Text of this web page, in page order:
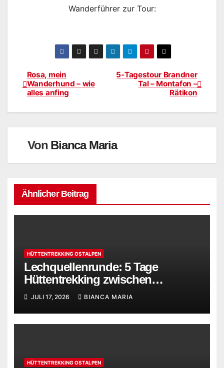
Wanderführer zur Tour:
Beitragsnavigation5-Tagestour Brandner
Tal – Montafon –
Rätikon
Rosa, mein
Wanderhund – wie
alles anfing
Von Bianca Maria
Ähnlicher Beitrag
HÜTTENTREKKING OSTALPEN
Lechquellenrunde: 5 Tage
Hüttentrekking zwischen
Bregenzerwald und Lechtaler
Alpen
JULI 17, 2026 BIANCA MARIA
HÜTTENTREKKING OSTALPEN